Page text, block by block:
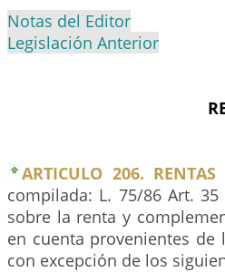
Notas del Editor
Legislación Anterior
ARTICULO 206. RENTAS
compilada: L. 75/86 Art.
sobre la renta y
en cuenta provenientes
con excepción de los